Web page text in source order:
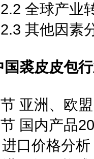
产业转
他因素
国裘皮皮包
洲、欧盟
内产品
价格分析